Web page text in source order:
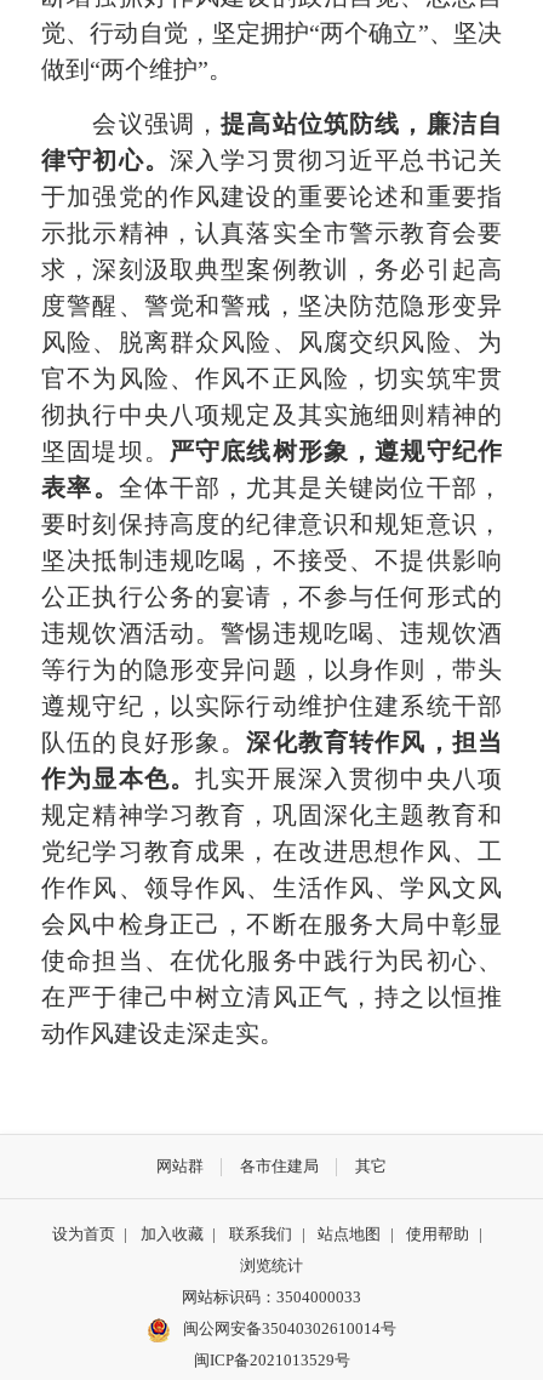
觉、行动自觉，坚定拥护“两个确立”、坚决
做到“两个维护”。
会议强调，提高站位筑防线，廉洁自
律守初心。 深入学习贯彻习近平总书记关
于加强党的作风建设的重要论述和重要指
示批示精神，认真落实全市警示教育会要
求，深刻汲取典型案例教训，务必引起高
度警醒、警觉和警戒，坚决防范隐形变异
风险、脱离群众风险、风腐交织风险、为
官不为风险、作风不正风险，切实筑牢贯
彻执行中央八项规定及其实施细则精神的
坚固堤坝。 严守底线树形象，遵规守纪作
表率。 全体干部，尤其是关键岗位干部，
要时刻保持高度的纪律意识和规矩意识，
坚决抵制违规吃喝，不接受、不提供影响
公正执行公务的宴请，不参与任何形式的
违规饮酒活动。警惕违规吃喝、违规饮酒
等行为的隐形变异问题，以身作则，带头
遵规守纪，以实际行动维护住建系统干部
队伍的良好形象。深化教育转作风，担当
作为显本色。扎实开展深入贯彻中央八项
规定精神学习教育，巩固深化主题教育和
党纪学习教育成果，在改进思想作风、工
作作风、领导作风、生活作风、学风文风
会风中检身正己，不断在服务大局中彰显
使命担当、在优化服务中践行为民初心、
在严于律己中树立清风正气，持之以恒推
动作风建设走深走实。
网站群 各市住建局 其它
设为首页 | 加入收藏 | 联系我们 | 站点地图 | 使用帮助
|
浏览统计
网站标识码：3504000033
闽公网安备35040302610014号
闽ICP备2021013529号